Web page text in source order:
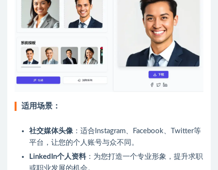
适用场景：
社交媒体头像 ：适合Instagram、Facebook、Twitter等
平台，让您的个人账号与众不同。
LinkedIn个人资料 ：为您打造一个专业形象，提升求职
或职业发展的机会。